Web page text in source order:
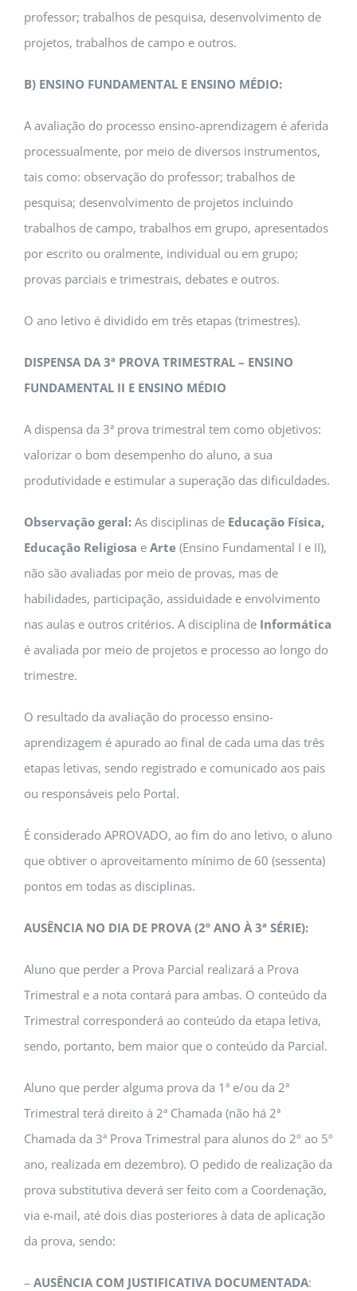
professor; trabalhos de pesquisa, desenvolvimento de
projetos, trabalhos de campo e outros.
B) ENSINO FUNDAMENTAL E ENSINO MÉDIO:
A avaliação do processo ensino-aprendizagem é aferida
processualmente, por meio de diversos instrumentos,
tais como: observação do professor; trabalhos de
pesquisa; desenvolvimento de projetos incluindo
trabalhos de campo, trabalhos em grupo, apresentados
por escrito ou oralmente, individual ou em grupo;
provas parciais e trimestrais, debates e outros.
O ano letivo é dividido em três etapas (trimestres).
DISPENSA DA 3ª PROVA TRIMESTRAL – ENSINO
FUNDAMENTAL II E ENSINO MÉDIO
A dispensa da 3ª prova trimestral tem como objetivos:
valorizar o bom desempenho do aluno, a sua
produtividade e estimular a superação das dificuldades.
Observação geral: As disciplinas de Educação Física,
Educação Religiosa e Arte (Ensino Fundamental I e II),
não são avaliadas por meio de provas, mas de
habilidades, participação, assiduidade e envolvimento
nas aulas e outros critérios. A disciplina de Informática
é avaliada por meio de projetos e processo ao longo do
trimestre.
O resultado da avaliação do processo ensino-
aprendizagem é apurado ao final de cada uma das três
etapas letivas, sendo registrado e comunicado aos pais
ou responsáveis pelo Portal.
É considerado APROVADO, ao fim do ano letivo, o aluno
que obtiver o aproveitamento mínimo de 60 (sessenta)
pontos em todas as disciplinas.
AUSÊNCIA NO DIA DE PROVA (2º ANO À 3ª SÉRIE):
Aluno que perder a Prova Parcial realizará a Prova
Trimestral e a nota contará para ambas. O conteúdo da
Trimestral corresponderá ao conteúdo da etapa letiva,
sendo, portanto, bem maior que o conteúdo da Parcial.
Aluno que perder alguma prova da 1ª e/ou da 2ª
Trimestral terá direito à 2ª Chamada (não há 2ª
Chamada da 3ª Prova Trimestral para alunos do 2º ao 5º
ano, realizada em dezembro). O pedido de realização da
prova substitutiva deverá ser feito com a Coordenação,
via e-mail, até dois dias posteriores à data de aplicação
da prova, sendo:
– AUSÊNCIA COM JUSTIFICATIVA DOCUMENTADA: